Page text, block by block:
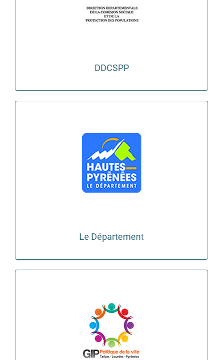
DDCSPP
Le Département